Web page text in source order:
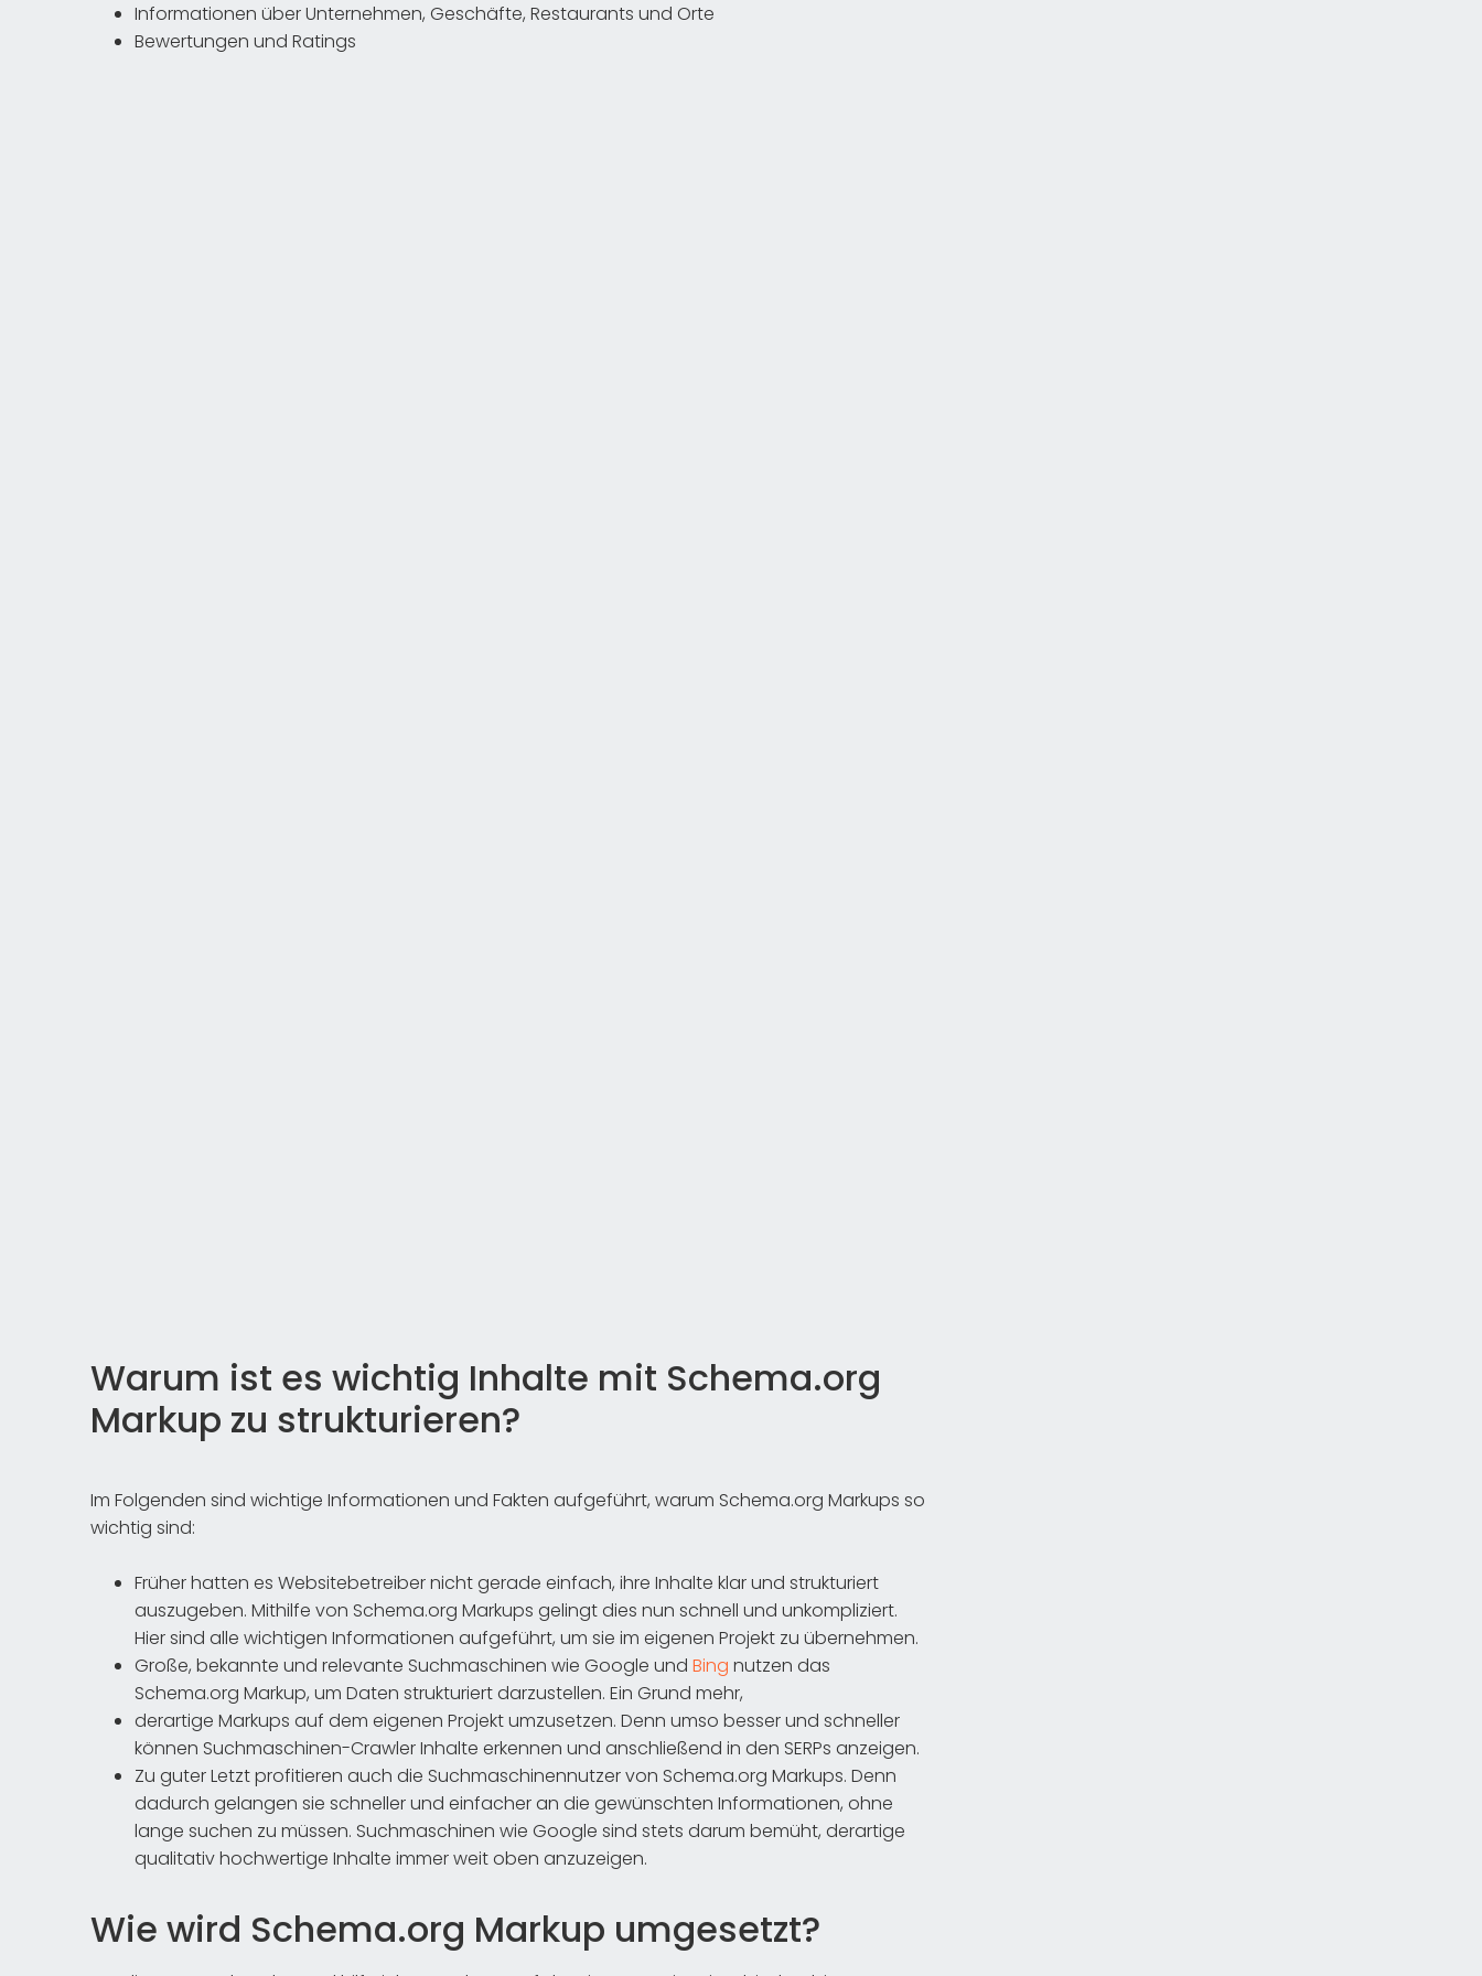
Informationen über Unternehmen, Geschäfte, Restaurants und Orte
Bewertungen und Ratings
Warum ist es wichtig Inhalte mit Schema.org
Markup zu strukturieren?
Im Folgenden sind wichtige Informationen und Fakten aufgeführt, warum Schema.org Markups so
wichtig sind:
Früher hatten es Websitebetreiber nicht gerade einfach, ihre Inhalte klar und strukturiert
auszugeben. Mithilfe von Schema.org Markups gelingt dies nun schnell und unkompliziert.
Hier sind alle wichtigen Informationen aufgeführt, um sie im eigenen Projekt zu übernehmen.
Große, bekannte und relevante Suchmaschinen wie Google und Bing nutzen das
Schema.org Markup, um Daten strukturiert darzustellen. Ein Grund mehr,
derartige Markups auf dem eigenen Projekt umzusetzen. Denn umso besser und schneller
können Suchmaschinen-Crawler Inhalte erkennen und anschließend in den SERPs anzeigen.
Zu guter Letzt profitieren auch die Suchmaschinennutzer von Schema.org Markups. Denn
dadurch gelangen sie schneller und einfacher an die gewünschten Informationen, ohne
lange suchen zu müssen. Suchmaschinen wie Google sind stets darum bemüht, derartige
qualitativ hochwertige Inhalte immer weit oben anzuzeigen.
Wie wird Schema.org Markup umgesetzt?